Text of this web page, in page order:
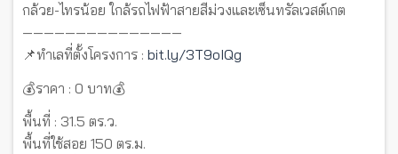
กล้วย-ไทรน้อย ใกล้รถไฟฟ้าสายสีม่วงและเซ็นทรัลเวสต์เกต
———————————————
📌ทำเลที่ตั้งโครงการ : bit.ly/3T9oIQg
💰ราคา : 0 บาท💰
พื้นที่ : 31.5 ตร.ว.
พื้นที่ใช้สอย 150 ตร.ม.